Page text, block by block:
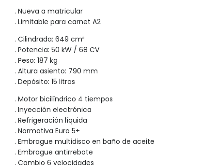
. Nueva a matricular
. Limitable para carnet A2
. Cilindrada: 649 cm³
. Potencia: 50 kW / 68 CV
. Peso: 187 kg
. Altura asiento: 790 mm
. Depósito: 15 litros
. Motor bicilíndrico 4 tiempos
. Inyección electrónica
. Refrigeración líquida
. Normativa Euro 5+
. Embrague multidisco en baño de aceite
. Embrague antirrebote
. Cambio 6 velocidades